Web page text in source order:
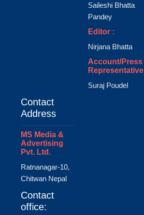
Saileshi Bhatta
Pandey
Editor :
Nirjana Bhatta
Account/Press
Representative
Suraj Poudel
Contact
Address
MS Media &
Advertising
Pvt. Ltd.
Ratnanagar-10,
Chitwan Nepal
Contact
office: